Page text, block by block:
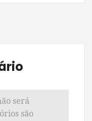
será
são